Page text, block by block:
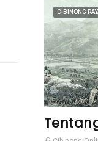
CIBINONG